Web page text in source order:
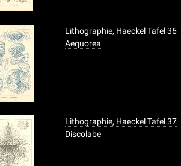
Lithographie, Haeckel Tafel 36
Aequorea
Lithographie, Haeckel Tafel 37
Discolabe